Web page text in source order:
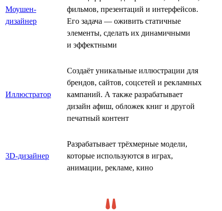
Моушен-
дизайнер
фильмов, презентаций и интерфейсов.
Его задача — оживить статичные
элементы, сделать их динамичными
и эффектными
Иллюстратор
Создаёт уникальные иллюстрации для
брендов, сайтов, соцсетей и рекламных
кампаний. А также разрабатывает
дизайн афиш, обложек книг и другой
печатный контент
3D-дизайнер
Разрабатывает трёхмерные модели,
которые используются в играх,
анимации, рекламе, кино